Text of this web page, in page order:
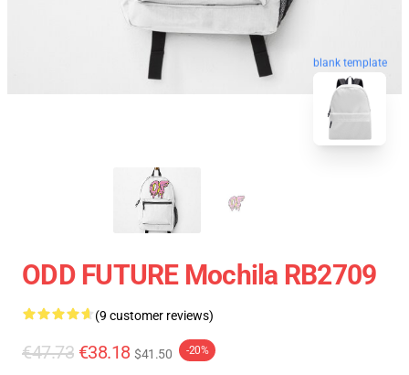
blank template
ODD FUTURE Mochila RB2709
(9 customer reviews)
€47.73 €38.18 $41.50 -20%